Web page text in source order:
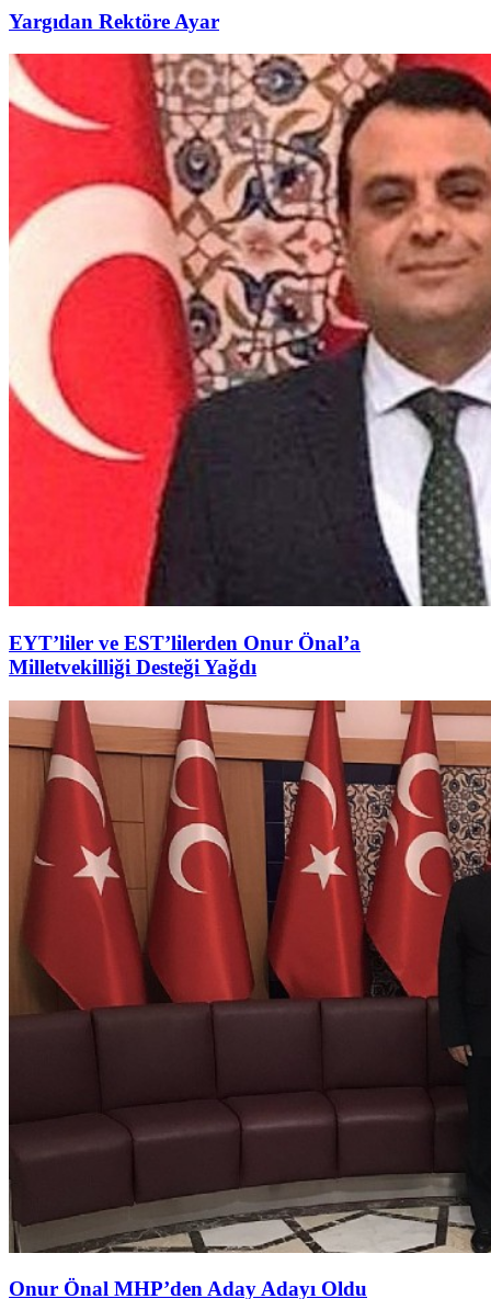
Yargıdan Rektöre Ayar
EYT’liler ve EST’lilerden Onur Önal’a
Milletvekilliği Desteği Yağdı
Onur Önal MHP’den Aday Adayı Oldu